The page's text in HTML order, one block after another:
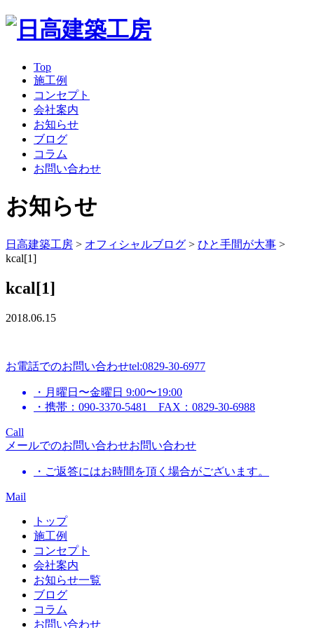
Top
施工例
コンセプト
会社案内
お知らせ
ブログ
コラム
お問い合わせ
お知らせ
日高建築工房 > オフィシャルブログ > ひと手間が大事 >
kcal[1]
kcal[1]
2018.06.15
お電話でのお問い合わせtel:0829-30-6977
・月曜日〜金曜日 9:00〜19:00
・携帯：090-3370-5481 FAX：0829-30-6988
Call
メールでのお問い合わせお問い合わせ
・ご返答にはお時間を頂く場合がございます。
Mail
トップ
施工例
コンセプト
会社案内
お知らせ一覧
ブログ
コラム
お問い合わせ